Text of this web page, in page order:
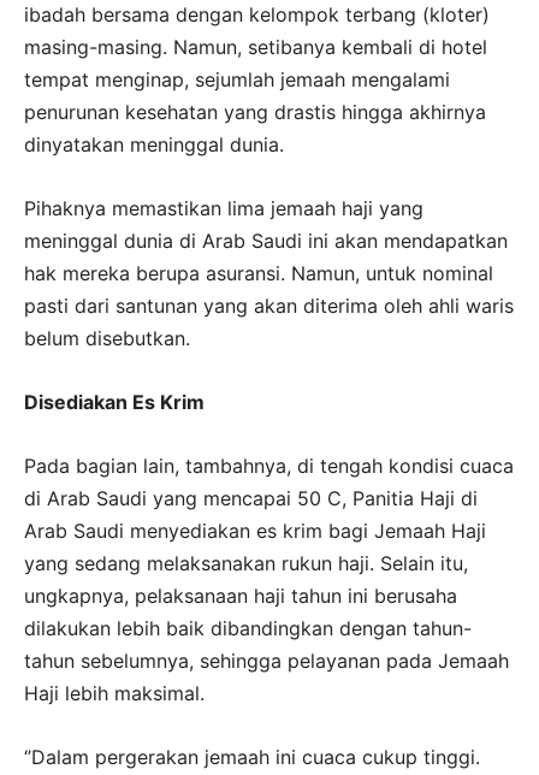
ibadah bersama dengan kelompok terbang (kloter)
masing-masing. Namun, setibanya kembali di hotel
tempat menginap, sejumlah jemaah mengalami
penurunan kesehatan yang drastis hingga akhirnya
dinyatakan meninggal dunia.
Pihaknya memastikan lima jemaah haji yang
meninggal dunia di Arab Saudi ini akan mendapatkan
hak mereka berupa asuransi. Namun, untuk nominal
pasti dari santunan yang akan diterima oleh ahli waris
belum disebutkan.
Disediakan Es Krim
Pada bagian lain, tambahnya, di tengah kondisi cuaca
di Arab Saudi yang mencapai 50 C, Panitia Haji di
Arab Saudi menyediakan es krim bagi Jemaah Haji
yang sedang melaksanakan rukun haji. Selain itu,
ungkapnya, pelaksanaan haji tahun ini berusaha
dilakukan lebih baik dibandingkan dengan tahun-
tahun sebelumnya, sehingga pelayanan pada Jemaah
Haji lebih maksimal.
‘’Dalam pergerakan jemaah ini cuaca cukup tinggi.